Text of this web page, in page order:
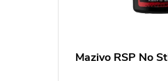
Mazivo RSP No